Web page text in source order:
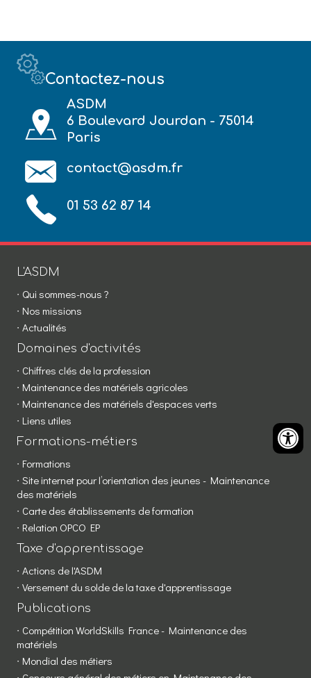
Contactez-nous
ASDM
6 Boulevard Jourdan - 75014
Paris
contact@asdm.fr
01 53 62 87 14
L'ASDM
Qui sommes-nous ?
Nos missions
Actualités
Domaines d'activités
Chiffres clés de la profession
Maintenance des matériels agricoles
Maintenance des matériels d'espaces verts
Liens utiles
Formations-métiers
Formations
Site internet pour l’orientation des jeunes - Maintenance
des matériels
Carte des établissements de formation
Relation OPCO EP
Taxe d'apprentissage
Actions de l'ASDM
Versement du solde de la taxe d'apprentissage
Publications
Compétition WorldSkills France - Maintenance des
matériels
Mondial des métiers